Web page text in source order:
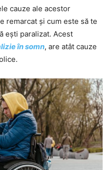
cauze ale acestor
remarcat și cum este să te
ești paralizat. Acest
în somn, are atât cauze